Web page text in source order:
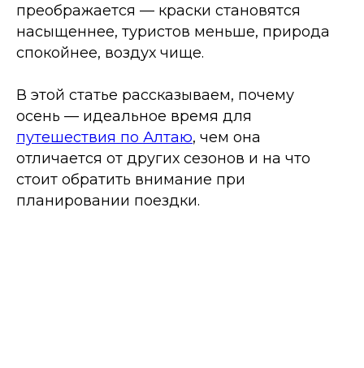
преображается — краски становятся
насыщеннее, туристов меньше, природа
спокойнее, воздух чище.
В этой статье рассказываем, почему
осень — идеальное время для
путешествия по Алтаю, чем она
отличается от других сезонов и на что
стоит обратить внимание при
планировании поездки.